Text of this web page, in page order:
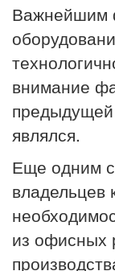
Важнейшим
внимание
являлся.
Еще одним
владельцев
из офисных